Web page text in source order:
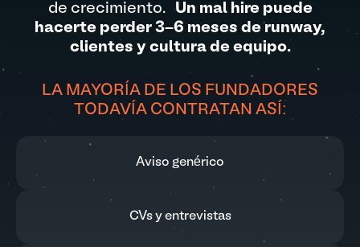
de crecimiento.Un mal hire puede
hacerte perder 3–6 meses de runway,
clientes y cultura de equipo.
LA MAYORÍA DE LOS FUNDADORES
TODAVÍA CONTRATAN ASÍ:
Aviso genérico
CVs y entrevistas